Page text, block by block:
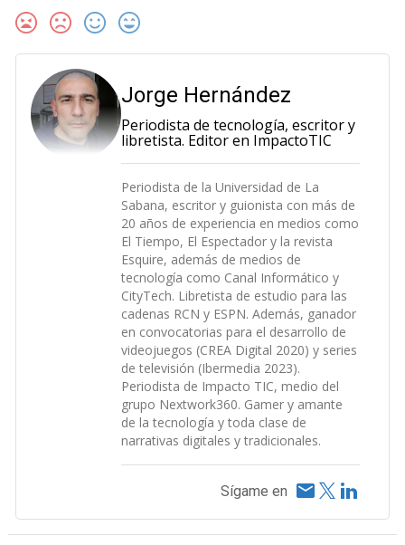
Jorge Hernández
Periodista de tecnología, escritor y
libretista. Editor en ImpactoTIC
Periodista de la Universidad de La
Sabana, escritor y guionista con más de
20 años de experiencia en medios como
El Tiempo, El Espectador y la revista
Esquire, además de medios de
tecnología como Canal Informático y
CityTech. Libretista de estudio para las
cadenas RCN y ESPN. Además, ganador
en convocatorias para el desarrollo de
videojuegos (CREA Digital 2020) y series
de televisión (Ibermedia 2023).
Periodista de Impacto TIC, medio del
grupo Nextwork360. Gamer y amante
de la tecnología y toda clase de
narrativas digitales y tradicionales.
Sígame en